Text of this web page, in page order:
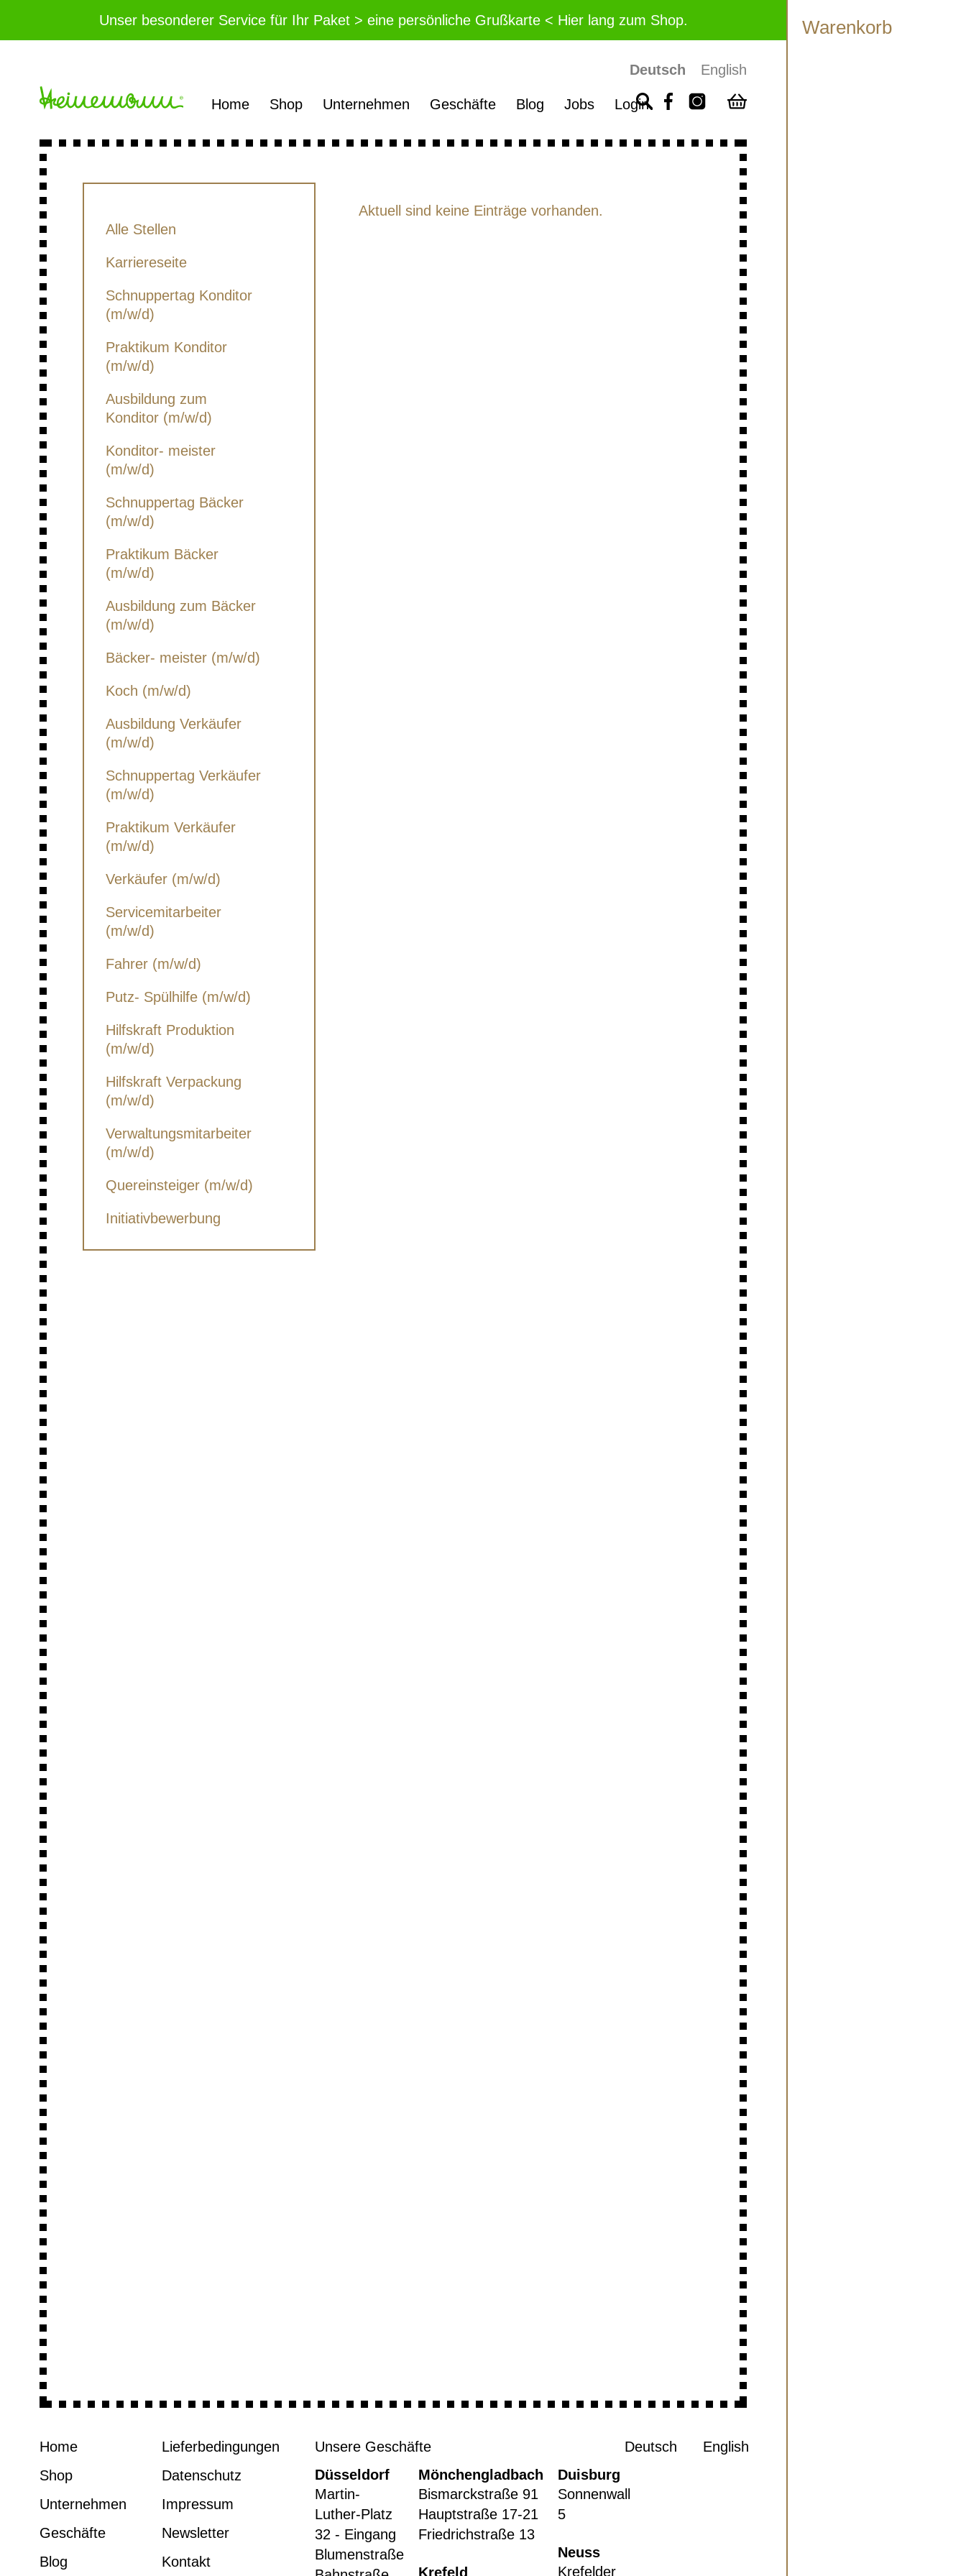
Warenkorb
Unser besonderer Service für Ihr Paket > eine persönliche Grußkarte < Hier lang zum Shop.
Home Shop Unternehmen Geschäfte Blog Jobs Login
Deutsch English
Alle Stellen
Karriereseite
Schnuppertag Konditor
(m/w/d)
Praktikum Konditor
(m/w/d)
Ausbildung zum
Konditor (m/w/d)
Konditor- meister
(m/w/d)
Schnuppertag Bäcker
(m/w/d)
Praktikum Bäcker
(m/w/d)
Ausbildung zum Bäcker
(m/w/d)
Bäcker- meister (m/w/d)
Koch (m/w/d)
Ausbildung Verkäufer
(m/w/d)
Schnuppertag Verkäufer
(m/w/d)
Praktikum Verkäufer
(m/w/d)
Verkäufer (m/w/d)
Servicemitarbeiter
(m/w/d)
Fahrer (m/w/d)
Putz- Spülhilfe (m/w/d)
Hilfskraft Produktion
(m/w/d)
Hilfskraft Verpackung
(m/w/d)
Verwaltungsmitarbeiter
(m/w/d)
Quereinsteiger (m/w/d)
Initiativbewerbung
Aktuell sind keine Einträge vorhanden.
Home
Shop
Unternehmen
Geschäfte
Blog
Lieferbedingungen
Datenschutz
Impressum
Newsletter
Kontakt
Unsere Geschäfte
Düsseldorf
Martin-
Luther-Platz
32 - Eingang
Blumenstraße
Mönchengladbach
Bismarckstraße 91
Hauptstraße 17-21
Friedrichstraße 13
Krefeld
Duisburg
Sonnenwall
5
Neuss
Krefelder
Deutsch English